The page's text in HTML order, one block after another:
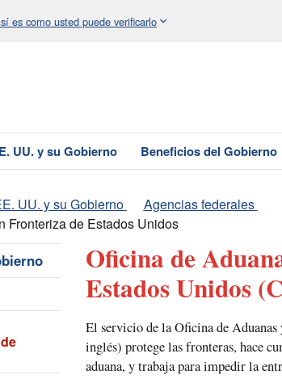
es como usted puede verificarlo
UU. y su Gobierno Beneficios del Gobierno
UU. y su Gobierno
Agencias federales
Fronteriza de Estados Unidos
Oficina de
Estados Unidos
El servicio de la Oficina de
inglés) protege las fronteras, hace
aduana, y trabaja para impedir la